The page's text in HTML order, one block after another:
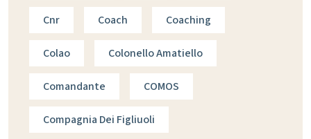
Cnr Coach Coaching
Colao Colonello Amatiello
Comandante COMOS
Compagnia Dei Figliuoli